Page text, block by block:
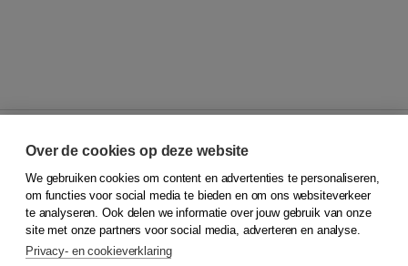
© 2026Koninklijke Boom uitgevers
Klantenservice
Service & informatie
Contact
Over de cookies op deze website
We gebruiken cookies om content en advertenties te personaliseren,
om functies voor social media te bieden en om ons websiteverkeer
te analyseren. Ook delen we informatie over jouw gebruik van onze
site met onze partners voor social media, adverteren en analyse.
Privacy- en cookieverklaring